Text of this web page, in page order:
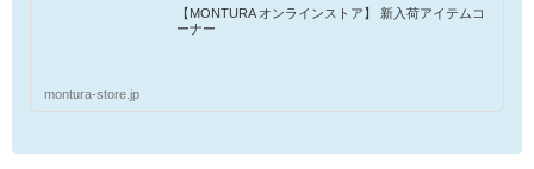
【MONTURA オンラインストア】 新入荷アイテムコ
ーナー
montura-store.jp